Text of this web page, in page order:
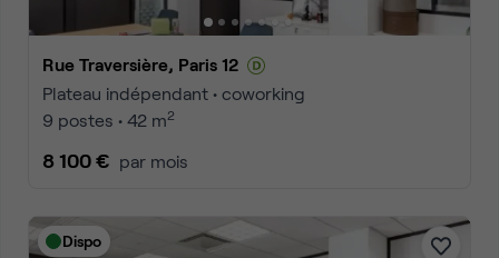
Rue Traversière, Paris 12
Plateau indépendant • coworking
9 postes • 42 m2
8 100 € par mois
Dispo